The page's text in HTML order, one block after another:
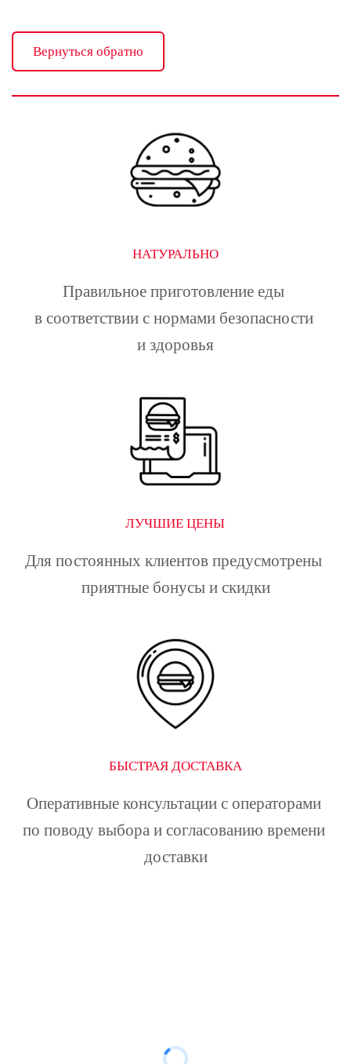
Вернуться обратно
НАТУРАЛЬНО
Правильное приготовление еды
в соответствии с нормами безопасности
и здоровья
ЛУЧШИЕ ЦЕНЫ
Для постоянных клиентов предусмотрены
приятные бонусы и скидки
БЫСТРАЯ ДОСТАВКА
Оперативные консультации с операторами
по поводу выбора и согласованию времени
доставки